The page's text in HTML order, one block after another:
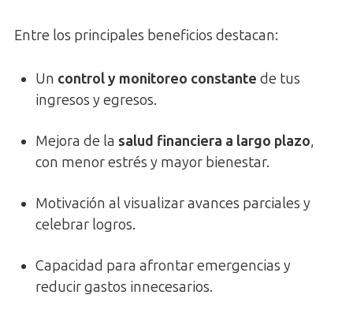
Entre los principales beneficios destacan:
Un control y monitoreo constante de tus
ingresos y egresos.
Mejora de la salud financiera a largo plazo,
con menor estrés y mayor bienestar.
Motivación al visualizar avances parciales y
celebrar logros.
Capacidad para afrontar emergencias y
reducir gastos innecesarios.